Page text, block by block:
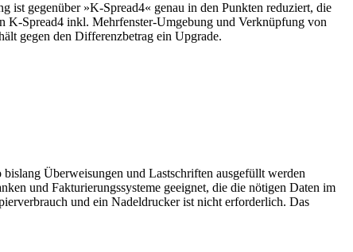
gegenüber »K-Spread4« genau in den Punkten reduziert, die
K-Spread4 inkl. Mehrfenster-Umgebung und Verknüpfung von
gegen den Differenzbetrag ein Upgrade.
Überweisungen und Lastschriften ausgefüllt werden
und Fakturierungssysteme geeignet, die die nötigen Daten im
und ein Nadeldrucker ist nicht erforderlich. Das